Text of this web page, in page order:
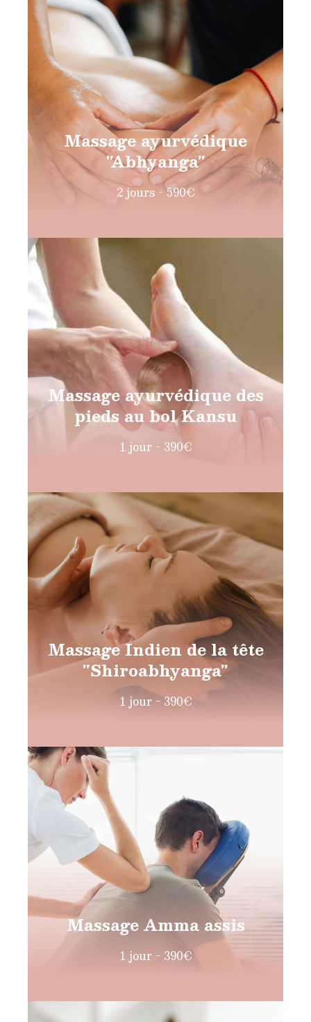
Massage ayurvédique
"Abhyanga"
2 jours - 590€
Massage ayurvédique des
pieds au bol Kansu
1 jour - 390€
Massage Indien de la tête
"Shiroabhyanga"
1 jour - 390€
Massage Amma assis
1 jour - 390€